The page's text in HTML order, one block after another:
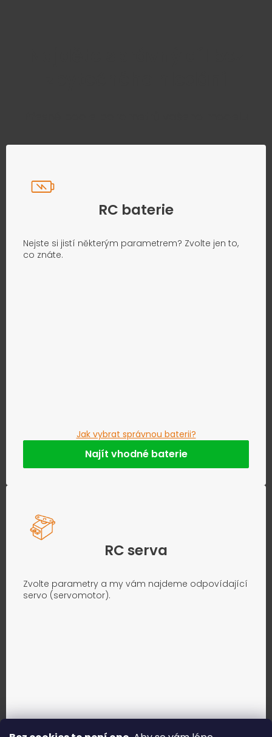
RC baterie
Nejste si jistí některým parametrem? Zvolte jen to,
co znáte.
Jak vybrat správnou baterii?
Najít vhodné baterie
RC serva
Zvolte parametry a my vám najdeme odpovídající
servo (servomotor).